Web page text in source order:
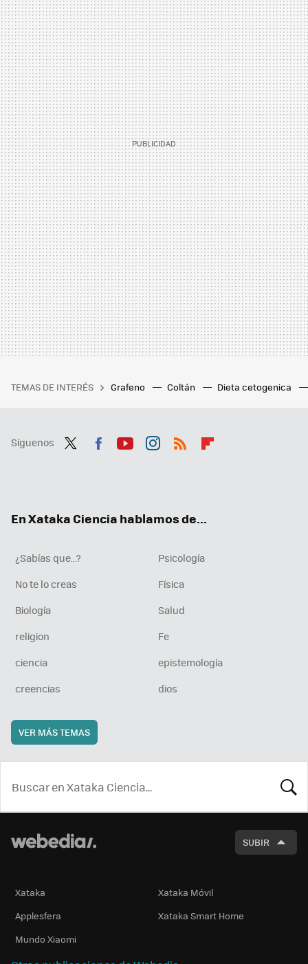
TEMAS DE INTERÉS Grafeno Coltán Dieta cetogenica
Síguenos
En Xataka Ciencia hablamos de...
¿Sabías que...?
Psicología
No te lo creas
Física
Biología
Salud
religion
Fe
ciencia
epistemología
creencias
dios
VER MÁS TEMAS
SUBIR
Xataka
Xataka Móvil
Applesfera
Xataka Smart Home
Mundo Xiaomi